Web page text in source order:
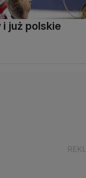
już polskie